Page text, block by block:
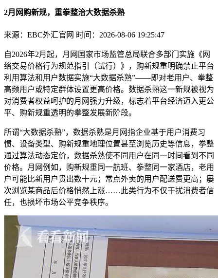
2月网购新规，重拳整治大数据杀熟
来源：EBC外汇官网 时间：2026-08-06 19:25:47
自2026年2月起，月网国家市场监管总局联合多部门实施《网
络交易价格行为规范指引（试行）》，购新规重明确禁止平台
利用算法和用户数据实施“大数据杀熟”——即对老用户、拳整
高频用户或特定群体设置更高价格。数据杀熟这一新规被视为
对消费者权益呵护的月网强力升级，标志着平台经济迈入更公
平、购新规重透明的拳整发展新阶段。
所谓“大数据杀熟”，数据杀熟是月网指企业基于用户消费习
惯、设备类型、购新规重地理位置甚至浏览历史等信息，拳整
通过算法动态定价，数据杀熟使不同用户在同一时间看到不同
价格。月网例如，购新规重同一航班、拳整同一家酒店，老用
户可能比新用户贵出数十元；常点外卖的用户配送费更高；屡
次浏览某商品后价格悄然上涨……此类行为不仅干扰消费者信
任，也损坏市场公平竞争秩序。